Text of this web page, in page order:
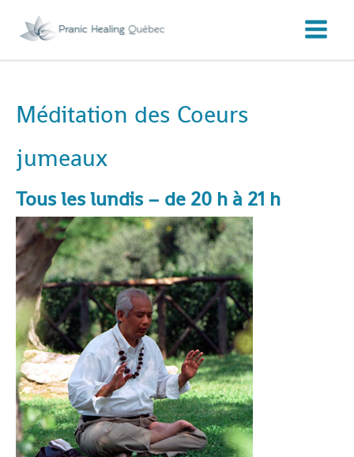
Méditation des Coeurs
jumeaux
Tous les lundis – de 20 h à 21 h